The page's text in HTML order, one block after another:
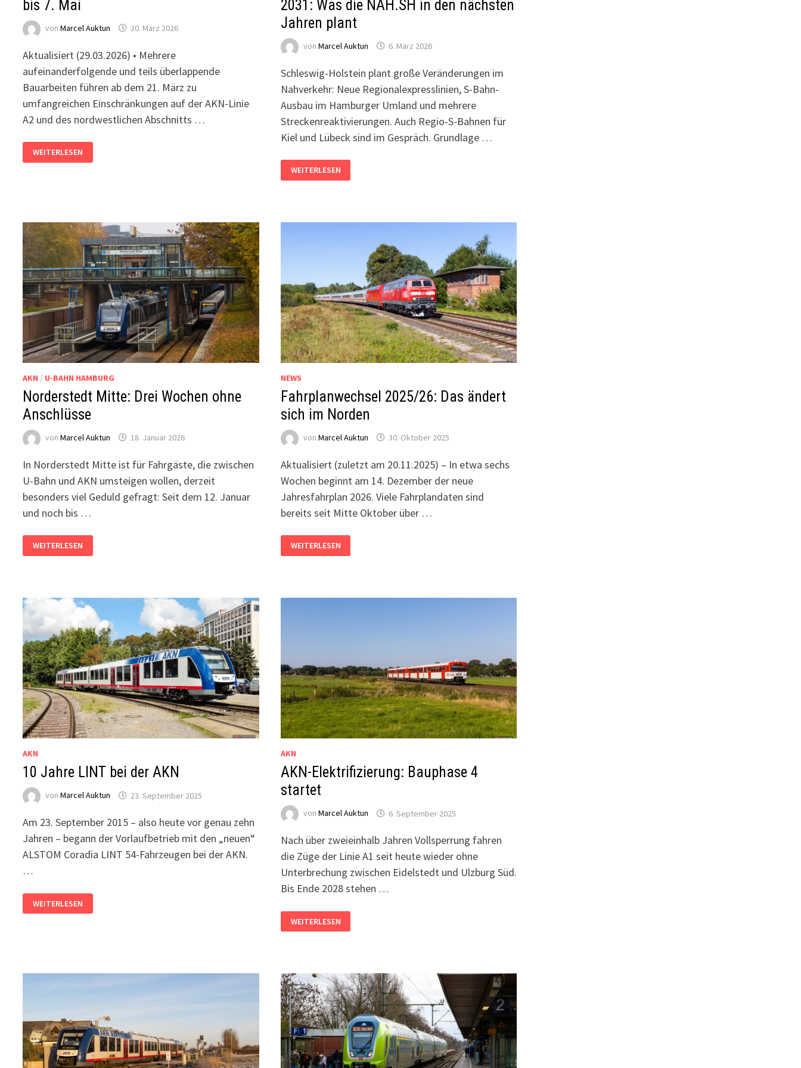
bis 7. Mai
vonMarcel Auktun 20. März 2026
Aktualisiert (29.03.2026) • Mehrere
aufeinanderfolgende und teils überlappende
Bauarbeiten führen ab dem 21. März zu
umfangreichen Einschränkungen auf der AKN-Linie
A2 und des nordwestlichen Abschnitts …
A2
UND
U1:
MAI
WEITERLESEN
2031: Was die NAH.SH in den nächsten
Jahren plant
von Marcel Auktun 6. März 2026
Schleswig-Holstein plant große Veränderungen im
Nahverkehr: Neue Regionalexpresslinien, S-Bahn-
Ausbau im Hamburger Umland und mehrere
Streckenreaktivierungen. Auch Regio-S-Bahnen für
Kiel und Lübeck sind im Gespräch. Grundlage …
LANDESWEITER
NAHVERKEHRSPLAN
2027-
IN
WEITERLESEN
AKN / U-BAHN HAMBURG
Norderstedt Mitte: Drei Wochen ohne
Anschlüsse
vonMarcel Auktun 18. Januar 2026
In Norderstedt Mitte ist für Fahrgäste, die zwischen
U-Bahn und AKN umsteigen wollen, derzeit
besonders viel Geduld gefragt: Seit dem 12. Januar
und noch bis …
NORDERSTEDT
MITTE:
DREI
WEITERLESEN
NEWS
Fahrplanwechsel 2025/26: Das ändert
sich im Norden
von Marcel Auktun 30. Oktober 2025
Aktualisiert (zuletzt am 20.11.2025) – In etwa sechs
Wochen beginnt am 14. Dezember der neue
Jahresfahrplan 2026. Viele Fahrplandaten sind
bereits seit Mitte Oktober über …
FAHRPLANWECHSEL
2025/26:
DAS
WEITERLESEN
AKN
10 Jahre LINT bei der AKN
vonMarcel Auktun 23. September 2025
Am 23. September 2015 – also heute vor genau zehn
Jahren – begann der Vorlaufbetrieb mit den „neuen“
ALSTOM Coradia LINT 54-Fahrzeugen bei der AKN.
…
JAHRE
LINT
WEITERLESEN
AKN
AKN-Elektrifizierung: Bauphase 4
startet
von Marcel Auktun 6. September 2025
Nach über zweieinhalb Jahren Vollsperrung fahren
die Züge der Linie A1 seit heute wieder ohne
Unterbrechung zwischen Eidelstedt und Ulzburg Süd.
Bis Ende 2028 stehen …
ELEKTRIFIZIERUNG:
BAUPHASE
WEITERLESEN